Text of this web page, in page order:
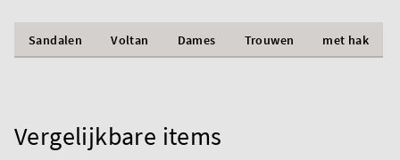
Sandalen Voltan Dames Trouwen met hak
Vergelijkbare items